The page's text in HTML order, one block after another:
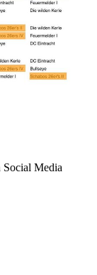
Social Media